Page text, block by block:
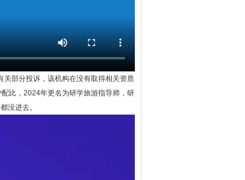
部分投诉，该机构在没有取得相关资质
比，2024年更名为研学旅游指导师，研
没进去。